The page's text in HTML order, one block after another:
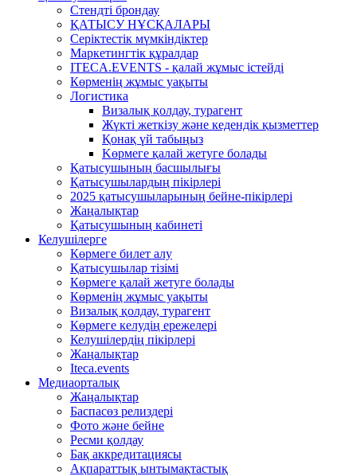
Стендті брондау
ҚАТЫСУ НҰСҚАЛАРЫ
Серіктестік мүмкіндіктер
Маркетингтік құралдар
ITECA.EVENTS - қалай жұмыс істейді
Көрменің жұмыс уақыты
Логистика
Визалық қолдау, турагент
Жүкті жеткізу және кедендік қызметтер
Қонақ үй табыңыз
Kөрмеге қалай жетуге болады
Қатысушының басшылығы
Қатысушылардың пікірлері
2025 қатысушыларының бейне-пікірлері
Жаңалықтар
Қатысушының кабинеті
Келушілерге
Көрмеге билет алу
Қатысушылар тізімі
Көрмеге қалай жетуге болады
Көрменің жұмыс уақыты
Визалық қолдау, турагент
Көрмеге келудің ережелері
Келушілердің пікірлері
Жаңалықтар
Iteca.events
Медиаорталық
Жаңалықтар
Баспасөз релиздері
Фото және бейне
Ресми қолдау
Бақ аккредитациясы
Ақпараттық ынтымақтастық